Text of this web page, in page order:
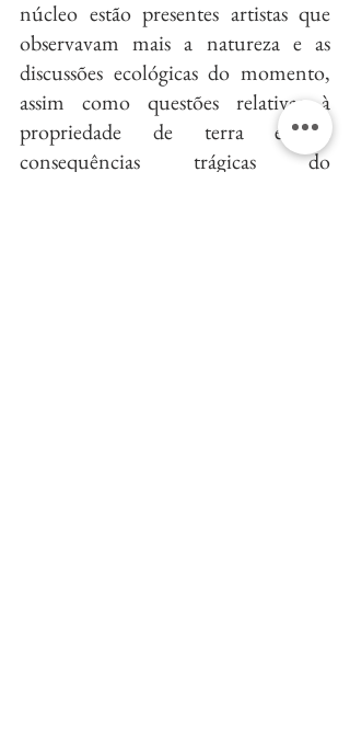
núcleo estão presentes artistas que
observavam mais a natureza e as
discussões ecológicas do momento,
assim como questões relativas à
propriedade de terra e as
consequências trágicas do